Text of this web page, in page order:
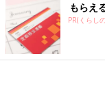
もらえ
PR(くらし